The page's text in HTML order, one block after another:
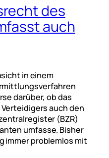
des
auch
in einem
darüber, ob das
auch den
(BZR)
umfasse. Bisher
immer problemlos mit